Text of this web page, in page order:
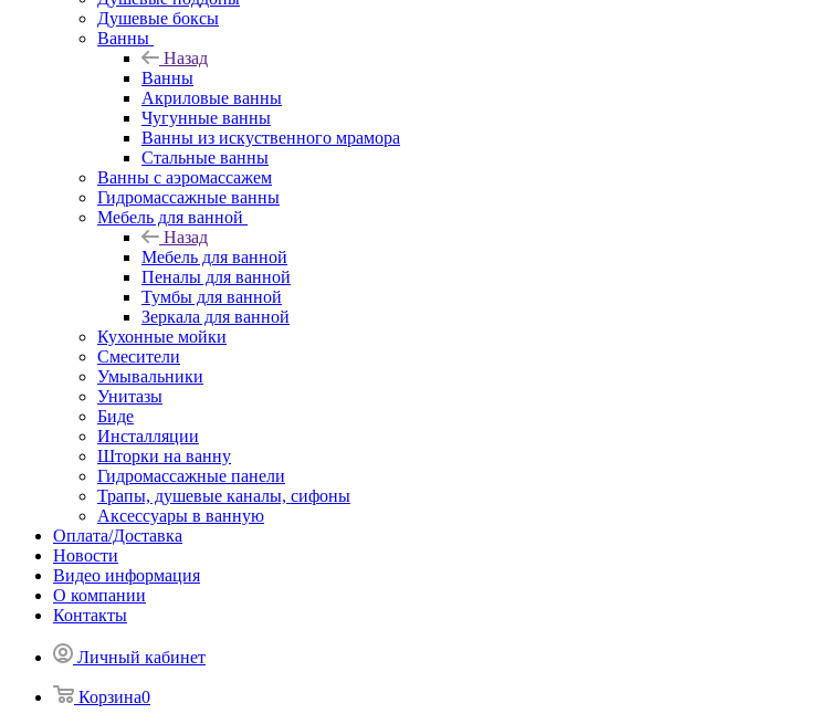
Душевые боксы
Ванны
Назад
Ванны
Акриловые ванны
Чугунные ванны
Ванны из искуственного мрамора
Стальные ванны
Ванны с аэромассажем
Гидромассажные ванны
Мебель для ванной
Назад
Мебель для ванной
Пеналы для ванной
Тумбы для ванной
Зеркала для ванной
Кухонные мойки
Смесители
Умывальники
Унитазы
Биде
Инсталляции
Шторки на ванну
Гидромассажные панели
Трапы, душевые каналы, сифоны
Аксессуары в ванную
Оплата/Доставка
Новости
Видео информация
О компании
Контакты
Личный кабинет
Корзина0